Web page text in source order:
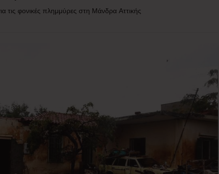
τις φονικές πλημμύρες στη Μάνδρα Αττικής